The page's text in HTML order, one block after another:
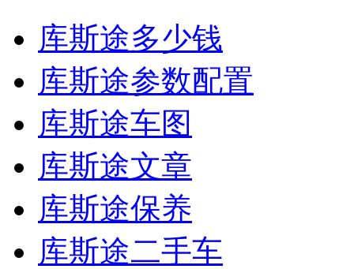
库斯途多少钱
库斯途参数配置
库斯途车图
库斯途文章
库斯途保养
库斯途二手车